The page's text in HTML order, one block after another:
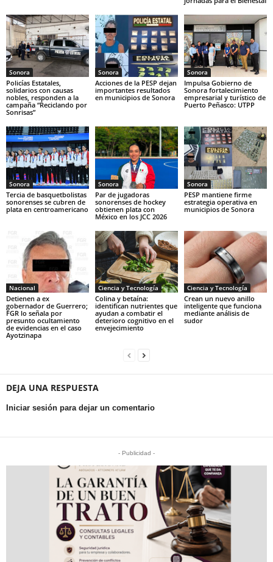
Sonora
Policías Estatales,
solidarios con causas
nobles, responden a la
campaña “Reciclando por
Sonrisas”
Sonora
Acciones de la PESP dejan
importantes resultados
en municipios de Sonora
Sonora
Impulsa Gobierno de
Sonora fortalecimiento
empresarial y turístico de
Puerto Peñasco: UTPP
Sonora
Tercia de basquetbolistas
sonorenses se cubren de
plata en centroamericano
Sonora
Par de jugadoras
sonorenses de hockey
obtienen plata con
México en los JCC 2026
Sonora
PESP mantiene firme
estrategia operativa en
municipios de Sonora
Nacional
Detienen a ex
gobernador de Guerrero;
FGR lo señala por
presunto ocultamiento
de evidencias en el caso
Ayotzinapa
Ciencia y Tecnología
Colina y betaína:
identifican nutrientes que
ayudan a combatir el
deterioro cognitivo en el
envejecimiento
Ciencia y Tecnología
Crean un nuevo anillo
inteligente que funciona
mediante análisis de
sudor
DEJA UNA RESPUESTA
Iniciar sesión para dejar un comentario
- Publicidad -